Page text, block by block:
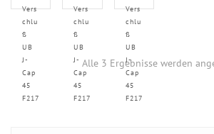
Vers
chlu
ß
UB
J-
Cap
45
F217
Vers
chlu
ß
UB
J-
Cap
45
F217
Vers
chlu
ß
UB
J-
Cap
45
F217
Alle 3 Ergebnisse werden